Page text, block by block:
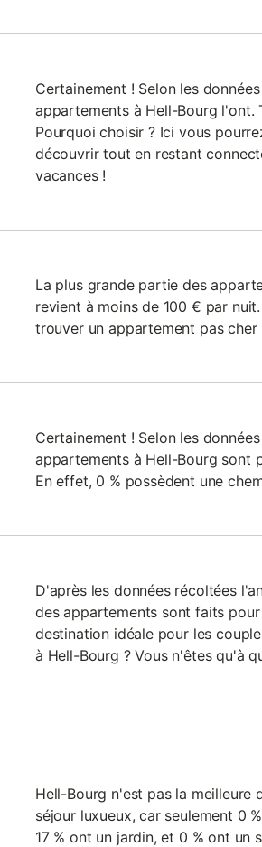
Certainement ! Selon les
appartements à Hell-Bourg l'ont.
Pourquoi choisir ? Ici vous
découvrir tout en restant
vacances !
La plus grande partie des
revient à moins de 100 € par
trouver un appartement pas cher
Certainement ! Selon les
appartements à Hell-Bourg sont
En effet, 0 % possèdent une
D'après les données récoltées
des appartements sont faits
destination idéale pour les
à Hell-Bourg ? Vous n'êtes qu'à
Hell-Bourg n'est pas la meilleure
séjour luxueux, car seulement 0
17 % ont un jardin, et 0 % ont un